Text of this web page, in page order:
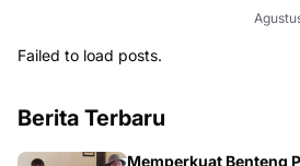
Failed to load posts.
Berita Terbaru
Memperkuat Benteng